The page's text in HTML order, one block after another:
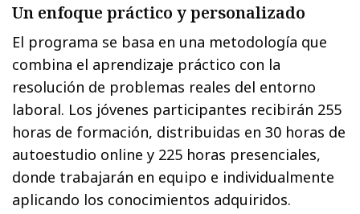
Un enfoque práctico y personalizado
El programa se basa en una metodología que
combina el aprendizaje práctico con la
resolución de problemas reales del entorno
laboral. Los jóvenes participantes recibirán 255
horas de formación, distribuidas en 30 horas de
autoestudio online y 225 horas presenciales,
donde trabajarán en equipo e individualmente
aplicando los conocimientos adquiridos.